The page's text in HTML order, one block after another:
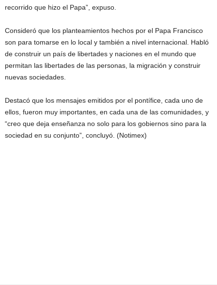
recorrido que hizo el Papa”, expuso.
Consideró que los planteamientos hechos por el Papa Francisco
son para tomarse en lo local y también a nivel internacional. Habló
de construir un país de libertades y naciones en el mundo que
permitan las libertades de las personas, la migración y construir
nuevas sociedades.
Destacó que los mensajes emitidos por el pontífice, cada uno de
ellos, fueron muy importantes, en cada una de las comunidades, y
“creo que deja enseñanza no solo para los gobiernos sino para la
sociedad en su conjunto”, concluyó. (Notimex)